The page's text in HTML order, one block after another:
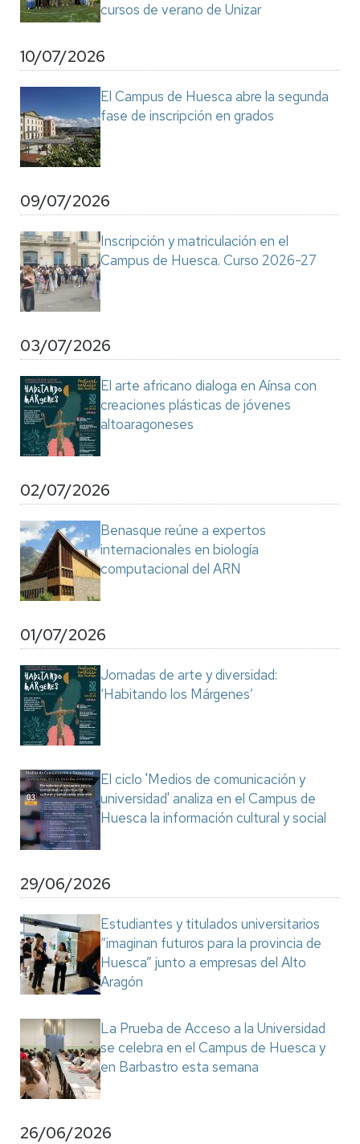
cursos de verano de Unizar
10/07/2026
El Campus de Huesca abre la segunda
fase de inscripción en grados
09/07/2026
Inscripción y matriculación en el
Campus de Huesca. Curso 2026-27
03/07/2026
El arte africano dialoga en Aínsa con
creaciones plásticas de jóvenes
altoaragoneses
02/07/2026
Benasque reúne a expertos
internacionales en biología
computacional del ARN
01/07/2026
Jornadas de arte y diversidad:
‘Habitando los Márgenes’
El ciclo 'Medios de comunicación y
universidad' analiza en el Campus de
Huesca la información cultural y social
29/06/2026
Estudiantes y titulados universitarios
“imaginan futuros para la provincia de
Huesca” junto a empresas del Alto
Aragón
La Prueba de Acceso a la Universidad
se celebra en el Campus de Huesca y
en Barbastro esta semana
26/06/2026